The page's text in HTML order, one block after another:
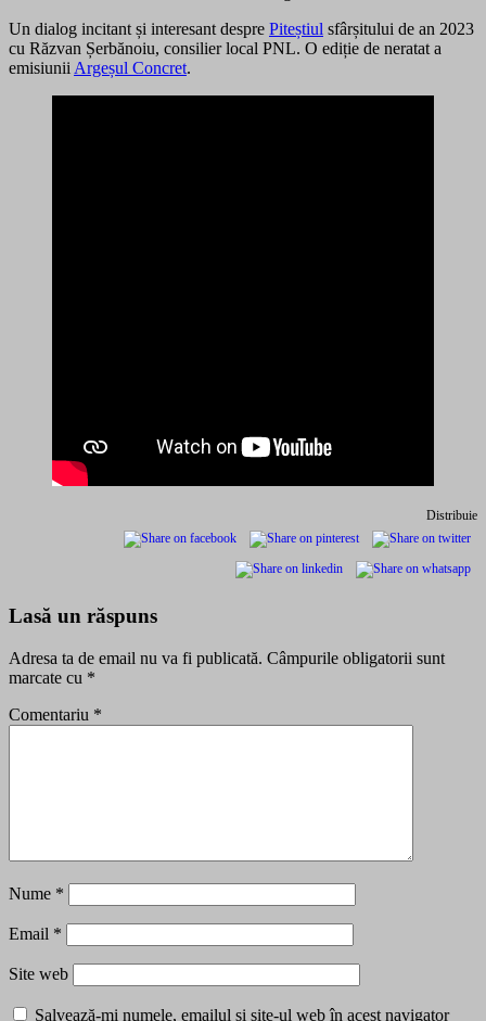
Un dialog incitant și interesant despre Piteștiul sfârșitului de an 2023
cu Răzvan Șerbănoiu, consilier local PNL. O ediție de neratat a
emisiunii Argeșul Concret.
Distribuie
Lasă un răspuns
Adresa ta de email nu va fi publicată. Câmpurile obligatorii sunt
marcate cu *
Comentariu *
Nume *
Email *
Site web
Salvează-mi numele, emailul și site-ul web în acest navigator